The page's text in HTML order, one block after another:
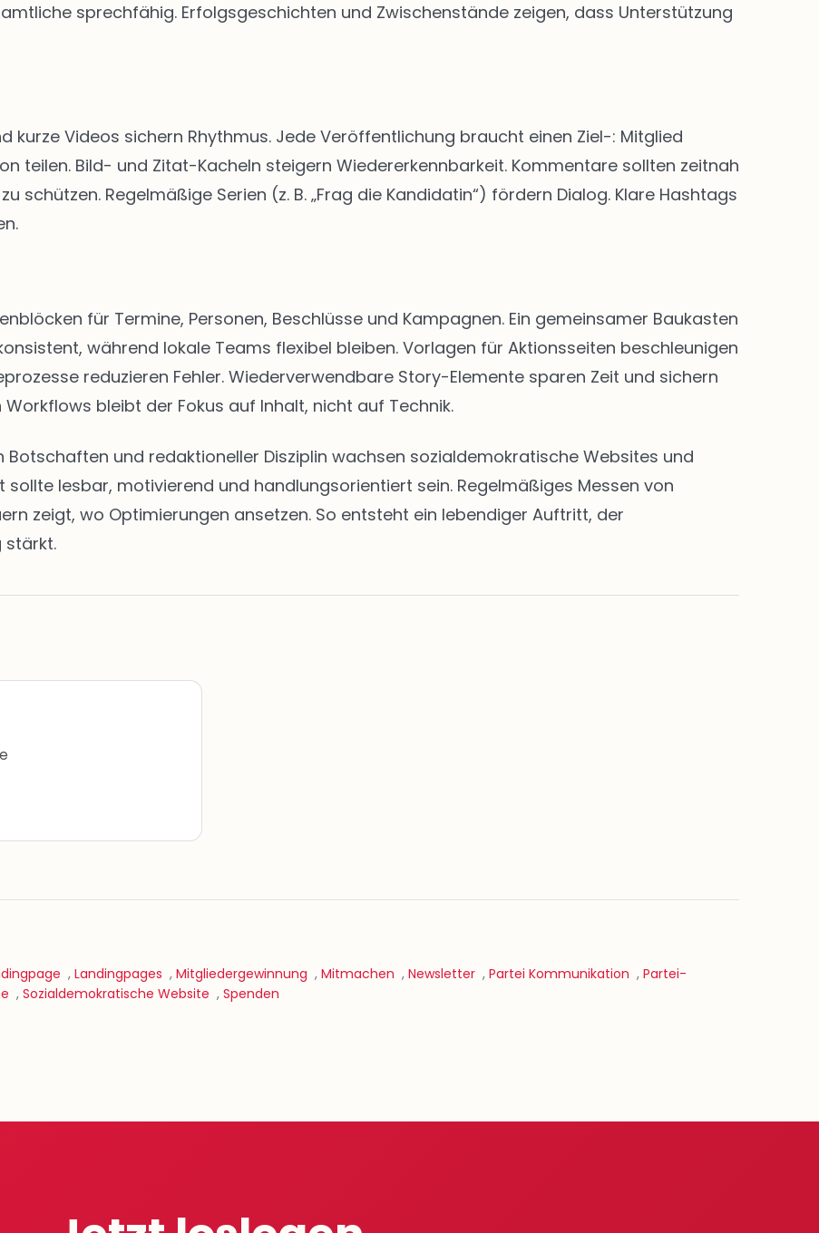
sprechfähig. Erfolgsgeschichten und Zwischenstände zeigen, dass Unterstützung
kurze Videos sichern Rhythmus. Jede Veröffentlichung braucht einen Ziel-: Mitglied
teilen. Bild- und Zitat-Kacheln steigern Wiedererkennbarkeit. Kommentare sollten zeitnah
schützen. Regelmäßige Serien (z. B. „Frag die Kandidatin“) fördern Dialog. Klare Hashtags
für Termine, Personen, Beschlüsse und Kampagnen. Ein gemeinsamer Baukasten
während lokale Teams flexibel bleiben. Vorlagen für Aktionsseiten beschleunigen
reduzieren Fehler. Wiederverwendbare Story-Elemente sparen Zeit und sichern
bleibt der Fokus auf Inhalt, nicht auf Technik.
und redaktioneller Disziplin wachsen sozialdemokratische Websites und
lesbar, motivierend und handlungsorientiert sein. Regelmäßiges Messen von
zeigt, wo Optimierungen ansetzen. So entsteht ein lebendiger Auftritt, der
stärkt.
, Landingpages , Mitgliedergewinnung , Mitmachen , Newsletter , Partei Kommunikation , Partei-
, Sozialdemokratische Website , Spenden